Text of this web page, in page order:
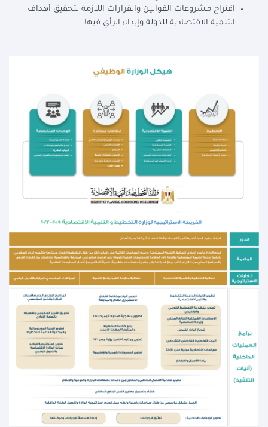
اقتراح مشروعات القوانين والقرارات اللازمة لتحقيق أهداف
التنمية الاقتصادية للدولة وإبداء الرأي فيها.